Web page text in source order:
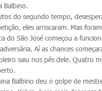
Balbino.
do segundo tempo,
eles arriscaram. Mas
do São José começou a
Aí as chances
saiu nos pés dele. Quatro
Balbino deu o golpe de